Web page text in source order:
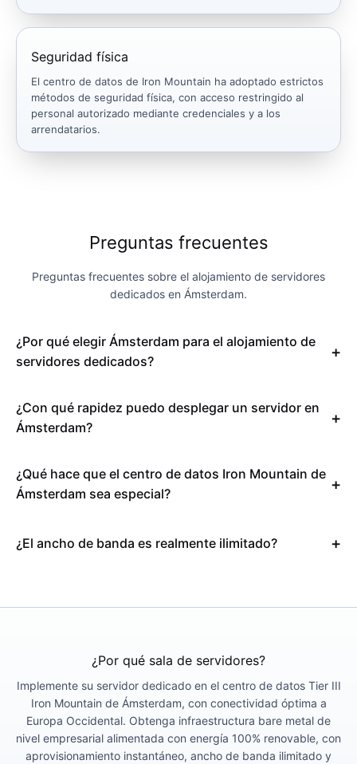
Seguridad física
El centro de datos de Iron Mountain ha adoptado estrictos
métodos de seguridad física, con acceso restringido al
personal autorizado mediante credenciales y a los
arrendatarios.
Preguntas frecuentes
Preguntas frecuentes sobre el alojamiento de servidores
dedicados en Ámsterdam.
¿Por qué elegir Ámsterdam para el alojamiento de
servidores dedicados?
¿Con qué rapidez puedo desplegar un servidor en
Ámsterdam?
¿Qué hace que el centro de datos Iron Mountain de
Ámsterdam sea especial?
¿El ancho de banda es realmente ilimitado?
¿Por qué sala de servidores?
Implemente su servidor dedicado en el centro de datos Tier III
Iron Mountain de Ámsterdam, con conectividad óptima a
Europa Occidental. Obtenga infraestructura bare metal de
nivel empresarial alimentada con energía 100% renovable, con
aprovisionamiento instantáneo, ancho de banda ilimitado y